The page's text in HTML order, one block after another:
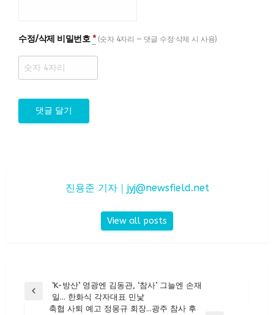
수정/삭제 비밀번호 * (숫자 4자리 — 댓글 수정·삭제 시 사용)
진용준 기자｜ jyj@newsfield.net
View all posts
글
Previous
‘K-방산’ 영광엔 김동관, ‘참사’ 그늘엔 손재
일… 한화식 각자대표 민낯
축협 사퇴 예고 정몽규 회장…광주 참사 후